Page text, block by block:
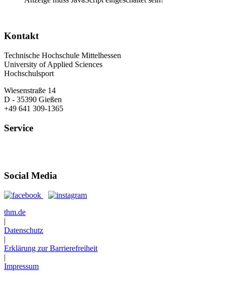
Kontakt
Technische Hochschule Mittelhessen
University of Applied Sciences
Hochschulsport
Wiesenstraße 14
D - 35390 Gießen
+49 641 309-1365
Service
Social Media
thm.de
|
Datenschutz
|
Erklärung zur Barrierefreiheit
|
Impressum